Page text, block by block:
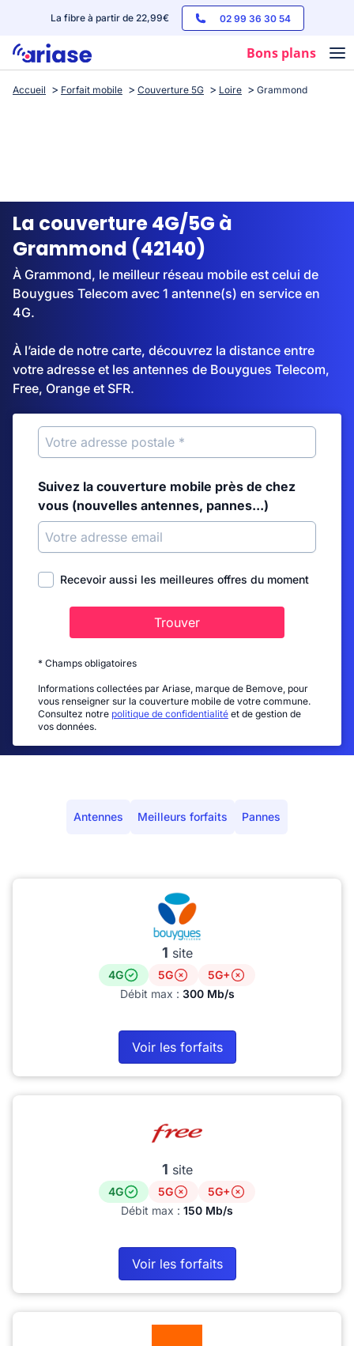
La fibre à partir de 22,99€ 02 99 36 30 54
Bons plans
Box internet
Streaming
Accueil Forfait mobile Couverture 5G Loire Grammond
La couverture 4G/5G à
Grammond (42140)
À Grammond, le meilleur réseau mobile est celui de
Bouygues Telecom avec 1 antenne(s) en service en
4G.
À l’aide de notre carte, découvrez la distance entre
votre adresse et les antennes de Bouygues Telecom,
Free, Orange et SFR.
Suivez la couverture mobile près de chez
vous (nouvelles antennes, pannes...)
Recevoir aussi les meilleures offres du moment
Trouver
* Champs obligatoires
Informations collectées par Ariase, marque de Bemove, pour
vous renseigner sur la couverture mobile de votre commune.
Consultez notre politique de confidentialité et de gestion de
vos données.
Antennes Meilleurs forfaits Pannes
1 site
4G 5G
5G+
Débit max : 300 Mb/s
Voir les forfaits
1 site
4G 5G
5G+
Débit max : 150 Mb/s
Voir les forfaits